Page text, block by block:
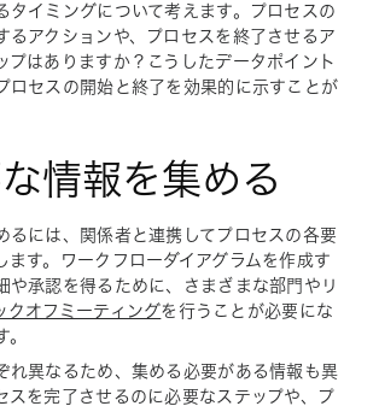
タイミングについて考えます。プロセスの
るアクションや、プロセスを終了させるア
プはありますか？こうしたデータポイント
ロセスの開始と終了を効果的に示すことが
情報を集める
るには、関係者と連携してプロセスの各要
ます。ワークフローダイアグラムを作成す
や承認を得るために、さまざまな部門やリ
クオフミーティングを行うことが必要にな
れ異なるため、集める必要がある情報も異
スを完了させるのに必要なステップや、プ